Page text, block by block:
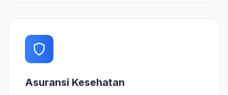
Asuransi Kesehatan